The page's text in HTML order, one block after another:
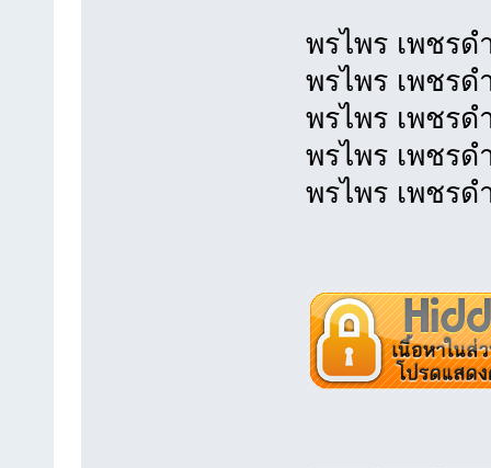
พรไพร เพชรด
พรไพร เพชร
พรไพร เพชร
พรไพร เพชรด
พรไพร เพชร